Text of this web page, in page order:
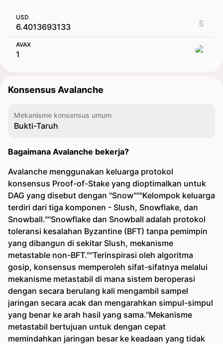
USD
$
AVAX
Konsensus Avalanche
Mekanisme konsensus umum
Bukti-Taruh
Bagaimana Avalanche bekerja?
Avalanche menggunakan keluarga protokol
konsensus Proof-of-Stake yang dioptimalkan untuk
DAG yang disebut dengan "Snow"""Kelompok keluarga
terdiri dari tiga komponen - Slush, Snowflake, dan
Snowball.""Snowflake dan Snowball adalah protokol
toleransi kesalahan Byzantine (BFT) tanpa pemimpin
yang dibangun di sekitar Slush, mekanisme
metastable non-BFT.""Terinspirasi oleh algoritma
gosip, konsensus memperoleh sifat-sifatnya melalui
mekanisme metastabil di mana sistem beroperasi
dengan secara berulang kali mengambil sampel
jaringan secara acak dan mengarahkan simpul-simpul
yang benar ke arah hasil yang sama."Mekanisme
metastabil bertujuan untuk dengan cepat
memindahkan jaringan besar ke keadaan yang tidak